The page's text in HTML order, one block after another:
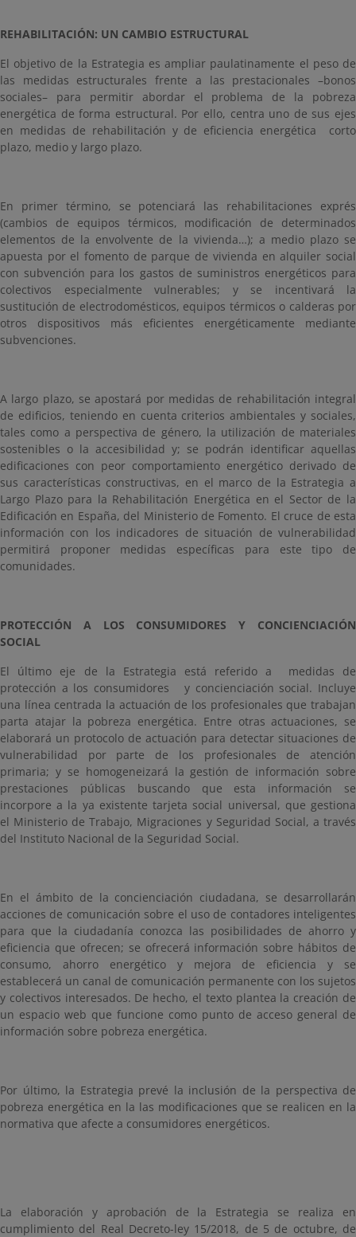
REHABILITACIÓN: UN CAMBIO ESTRUCTURAL
El objetivo de la Estrategia es ampliar paulatinamente el peso de
las medidas estructurales frente a las prestacionales –bonos
sociales– para permitir abordar el problema de la pobreza
energética de forma estructural. Por ello, centra uno de sus ejes
en medidas de rehabilitación y de eficiencia energética corto
plazo, medio y largo plazo.
En primer término, se potenciará las rehabilitaciones exprés
(cambios de equipos térmicos, modificación de determinados
elementos de la envolvente de la vivienda…); a medio plazo se
apuesta por el fomento de parque de vivienda en alquiler social
con subvención para los gastos de suministros energéticos para
colectivos especialmente vulnerables; y se incentivará la
sustitución de electrodomésticos, equipos térmicos o calderas por
otros dispositivos más eficientes energéticamente mediante
subvenciones.
A largo plazo, se apostará por medidas de rehabilitación integral
de edificios, teniendo en cuenta criterios ambientales y sociales,
tales como a perspectiva de género, la utilización de materiales
sostenibles o la accesibilidad y; se podrán identificar aquellas
edificaciones con peor comportamiento energético derivado de
sus características constructivas, en el marco de la Estrategia a
Largo Plazo para la Rehabilitación Energética en el Sector de la
Edificación en España, del Ministerio de Fomento. El cruce de esta
información con los indicadores de situación de vulnerabilidad
permitirá proponer medidas específicas para este tipo de
comunidades.
PROTECCIÓN A LOS CONSUMIDORES Y CONCIENCIACIÓN
SOCIAL
El último eje de la Estrategia está referido a medidas de
protección a los consumidores y concienciación social. Incluye
una línea centrada la actuación de los profesionales que trabajan
parta atajar la pobreza energética. Entre otras actuaciones, se
elaborará un protocolo de actuación para detectar situaciones de
vulnerabilidad por parte de los profesionales de atención
primaria; y se homogeneizará la gestión de información sobre
prestaciones públicas buscando que esta información se
incorpore a la ya existente tarjeta social universal, que gestiona
el Ministerio de Trabajo, Migraciones y Seguridad Social, a través
del Instituto Nacional de la Seguridad Social.
En el ámbito de la concienciación ciudadana, se desarrollarán
acciones de comunicación sobre el uso de contadores inteligentes
para que la ciudadanía conozca las posibilidades de ahorro y
eficiencia que ofrecen; se ofrecerá información sobre hábitos de
consumo, ahorro energético y mejora de eficiencia y se
establecerá un canal de comunicación permanente con los sujetos
y colectivos interesados. De hecho, el texto plantea la creación de
un espacio web que funcione como punto de acceso general de
información sobre pobreza energética.
Por último, la Estrategia prevé la inclusión de la perspectiva de
pobreza energética en la las modificaciones que se realicen en la
normativa que afecte a consumidores energéticos.
La elaboración y aprobación de la Estrategia se realiza en
cumplimiento del Real Decreto-ley 15/2018, de 5 de octubre, de